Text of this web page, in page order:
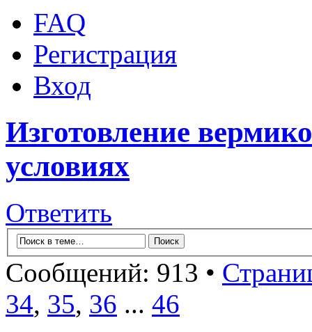
FAQ
Регистрация
Вход
Изготовление
условиях
Ответить
Сообщений: 913 •
34, 35, 36 ... 46